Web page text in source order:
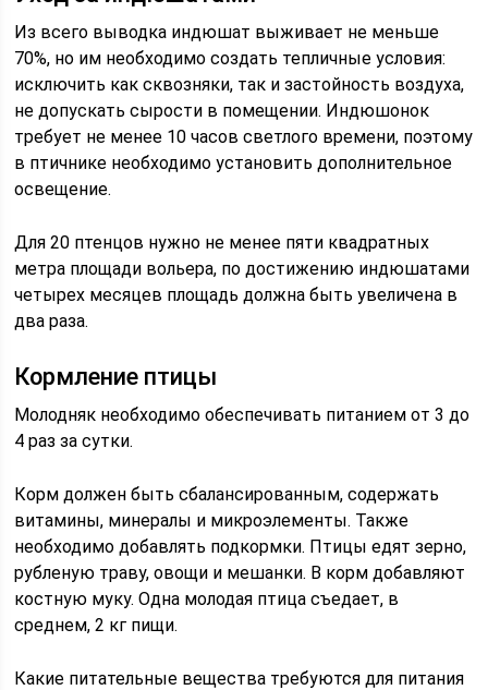
Из всего выводка индюшат выживает не меньше
70%, но им необходимо создать тепличные условия:
исключить как сквозняки, так и застойность воздуха,
не допускать сырости в помещении. Индюшонок
требует не менее 10 часов светлого времени, поэтому
в птичнике необходимо установить дополнительное
освещение.
Для 20 птенцов нужно не менее пяти квадратных
метра площади вольера, по достижению индюшатами
четырех месяцев площадь должна быть увеличена в
два раза.
Кормление птицы
Молодняк необходимо обеспечивать питанием от 3 до
4 раз за сутки.
Корм должен быть сбалансированным, содержать
витамины, минералы и микроэлементы. Также
необходимо добавлять подкормки. Птицы едят зерно,
рубленую траву, овощи и мешанки. В корм добавляют
костную муку. Одна молодая птица съедает, в
среднем, 2 кг пищи.
Какие питательные вещества требуются для питания